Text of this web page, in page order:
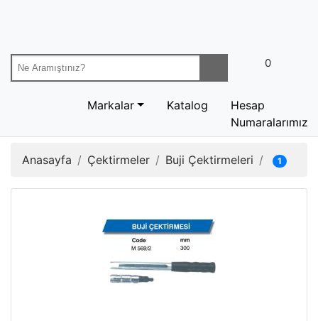
0
Markalar Katalog
Hesap
Numaralarımız
Anasayfa Çektirmeler Buji Çektirmeleri 1